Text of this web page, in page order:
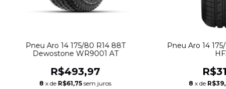
Pneu Aro 14 175/80 R14 88T
Dewostone WR9001 AT
R$493,97
8 x de R$61,75 sem juros
Pneu Aro 14
8 x de